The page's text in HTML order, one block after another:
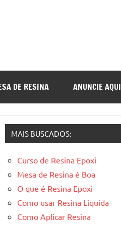
DE RESINA ANUNCIE AQUI
MAIS BUSCADOS:
Curso de Resina Epoxi
Mesa de Resina é Boa
O que é Resina Epoxi
Como usar Resina Liquida
Como Aplicar Resina